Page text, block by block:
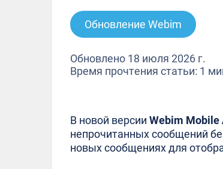
Обновление Webim
Обновлено 18 июля 2026 г.
Время прочтения статьи: 1
В новой версии Webim Mobile
непрочитанных сообщений
новых сообщениях для